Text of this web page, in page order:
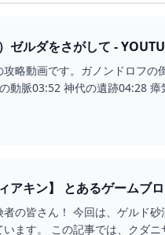
ゼルダをさがして -
略動画です。ガノンドロフ
動脈03:52 神代の遺跡04:28
クダニサラの祠攻略！難しいけど板を活用しよう【ティア
の皆さん！ 今回は、ゲルド
ます。 この記事では、クダニ